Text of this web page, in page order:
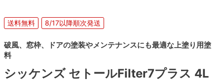
送料無料 8/17以降順次発送
破風、窓枠、ドアの塗装やメンテナンスにも最適な上塗り用塗
料
シッケンズ セトールFilter7プラス 4L